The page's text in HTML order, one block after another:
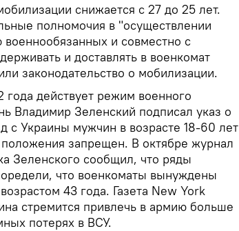
снижается с 27 до 25 лет.
полномочия в "осуществлении
и совместно с
и доставлять в военкомат
законодательство о мобилизации.
действует режим военного
Владимир Зеленский подписал указ о
с Украины мужчин в возрасте 18-60 лет
запрещен. В октябре журнал
Зеленского сообщил, что ряды
что военкоматы вынуждены
43 года. Газета New York
стремится привлечь в армию больше
потерях в ВСУ.